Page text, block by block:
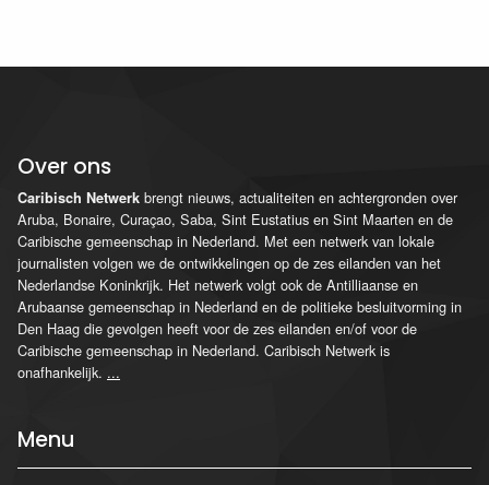
Over ons
Caribisch Netwerk brengt nieuws, actualiteiten en achtergronden over
Aruba, Bonaire, Curaçao, Saba, Sint Eustatius en Sint Maarten en de
Caribische gemeenschap in Nederland. Met een netwerk van lokale
journalisten volgen we de ontwikkelingen op de zes eilanden van het
Nederlandse Koninkrijk. Het netwerk volgt ook de Antilliaanse en
Arubaanse gemeenschap in Nederland en de politieke besluitvorming in
Den Haag die gevolgen heeft voor de zes eilanden en/of voor de
Caribische gemeenschap in Nederland. Caribisch Netwerk is
onafhankelijk. ...
Menu